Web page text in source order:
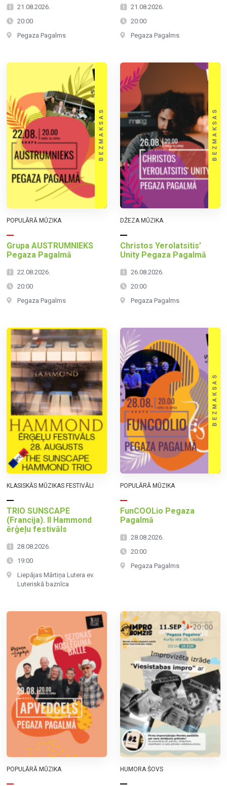
21.08.2026.
20:00
Pegaza Pagalms
21.08.2026.
20:00
Pegaza Pagalms
POPULĀRĀ MŪZIKA
Grupa AUSTRUMNIEKS
Pegaza Pagalmā
22.08.2026.
20:00
Pegaza Pagalms
DŽEZA MŪZIKA
Christos Yerolatsitis’
Unity Pegaza Pagalmā
26.08.2026.
20:00
Pegaza Pagalms
KLASISKĀS MŪZIKAS FESTIVĀLI
TRIO SUNSCAPE
(Francija). II Hammond
ērģeļu festivāls
28.08.2026.
19:00
Liepājas Mārtiņa Lutera ev.
Luteriskā baznīca
POPULĀRĀ MŪZIKA
FunCOOLio Pegaza
Pagalmā
28.08.2026.
20:00
Pegaza Pagalms
POPULĀRĀ MŪZIKA HUMORA ŠOVS